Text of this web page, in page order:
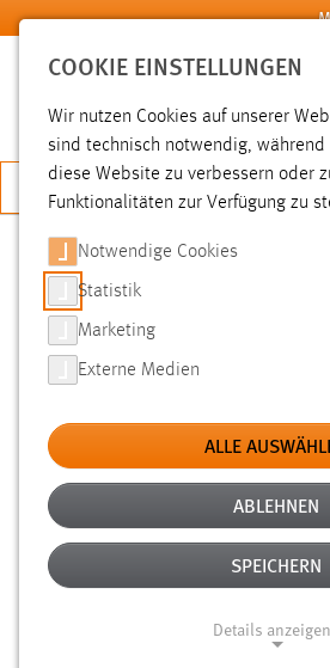
Zum Hauptinhalt springen
JETZT
SUCHE
FILTER
Typ
Erstellungsdatum
Alter
COOKIE EINSTELLUNGEN
Wir nutzen Cookies auf unserer
sind technisch notwendig, während
diese Website zu verbessern oder
Funktionalitäten zur Verfügung zu
Notwendige Cookies
Statistik
Marketing
Externe Medien
ALLE
ABLEHNEN
SPEICHERN
Details anzeigen